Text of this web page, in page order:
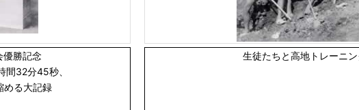
優勝記念
32分45秒、
める大記録
生徒たちと高地トレーニ